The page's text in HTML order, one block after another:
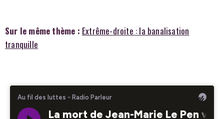
Sur le même thème : Extrême-droite : la banalisation
tranquille